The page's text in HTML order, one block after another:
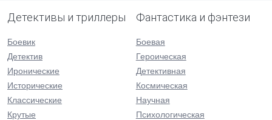
Детективы и триллеры
Боевик
Детектив
Иронические
Исторические
Классические
Крутые
Фантастика и фэнтези
Боевая
Героическая
Детективная
Космическая
Научная
Психологическая